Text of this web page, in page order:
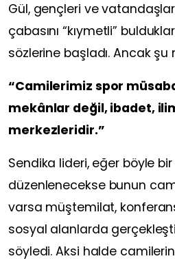
Gül, gençleri ve
çabasını “kıymetli”
sözlerine başladı. Ancak şu
“Camilerimiz spor
mekânlar değil, ibadet,
merkezleridir.”
Sendika lideri, eğer böyle
düzenlenecekse bunun
varsa müştemilat,
sosyal alanlarda
söyledi. Aksi halde